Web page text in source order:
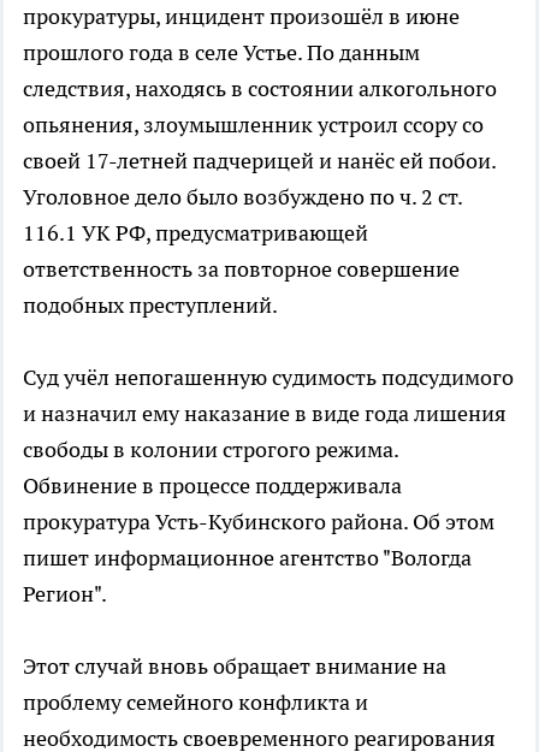
прокуратуры, инцидент произошёл в июне
прошлого года в селе Устье. По данным
следствия, находясь в состоянии алкогольного
опьянения, злоумышленник устроил ссору со
своей 17-летней падчерицей и нанёс ей побои.
Уголовное дело было возбуждено по ч. 2 ст.
116.1 УК РФ, предусматривающей
ответственность за повторное совершение
подобных преступлений.
Суд учёл непогашенную судимость подсудимого
и назначил ему наказание в виде года лишения
свободы в колонии строгого режима.
Обвинение в процессе поддерживала
прокуратура Усть-Кубинского района. Об этом
пишет информационное агентство "Вологда
Регион".
Этот случай вновь обращает внимание на
проблему семейного конфликта и
необходимость своевременного реагирования